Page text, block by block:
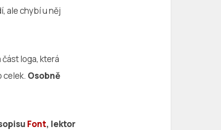
ale chybí u něj
loga, která
celek. Osobně
Font, lektor